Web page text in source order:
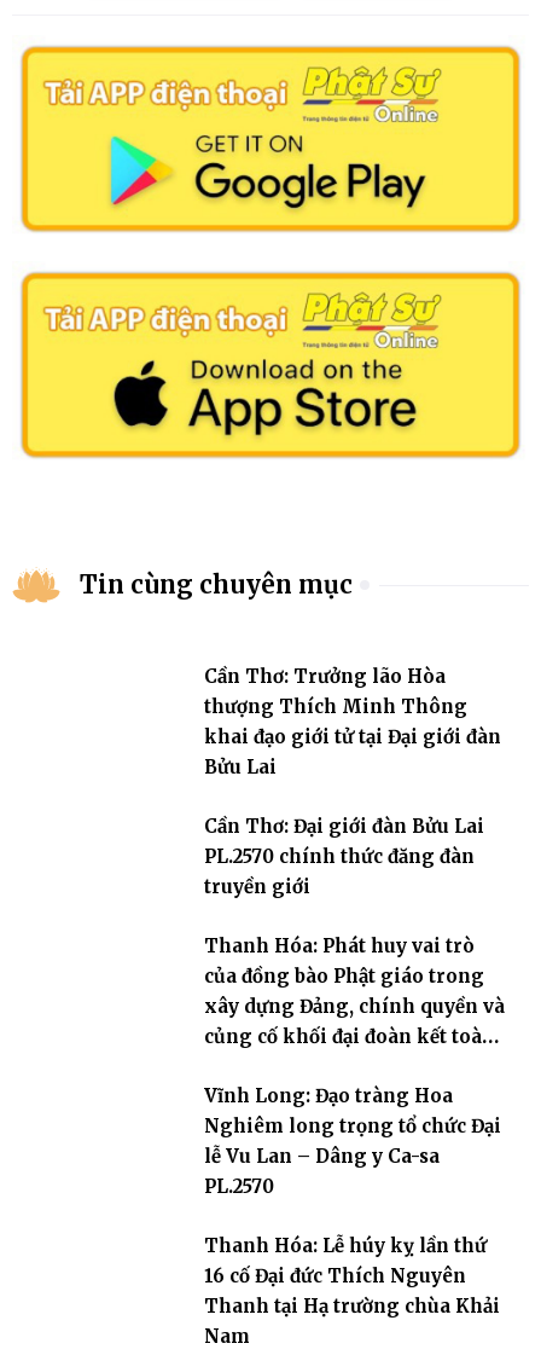
Tin cùng chuyên mục
Cần Thơ: Trưởng lão Hòa
thượng Thích Minh Thông
khai đạo giới tử tại Đại giới đàn
Bửu Lai
Cần Thơ: Đại giới đàn Bửu Lai
PL.2570 chính thức đăng đàn
truyền giới
Thanh Hóa: Phát huy vai trò
của đồng bào Phật giáo trong
xây dựng Đảng, chính quyền và
củng cố khối đại đoàn kết toàn
Vĩnh Long: Đạo tràng Hoa
Nghiêm long trọng tổ chức Đại
lễ Vu Lan – Dâng y Ca-sa
PL.2570
Thanh Hóa: Lễ húy kỵ lần thứ
16 cố Đại đức Thích Nguyên
Thanh tại Hạ trường chùa Khải
Nam